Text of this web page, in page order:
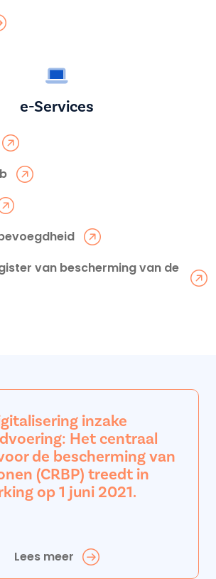
e-Services
van bescherming van de
inzake
Het centraal
de bescherming van
(CRBP) treedt in
op 1 juni 2021.
Lees meer